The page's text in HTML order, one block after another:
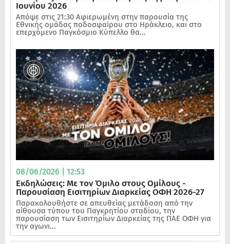
Ιουνίου 2026
Απόψε στις 21:30 Αφιερωμένη στην παρουσία της
Εθνικής ομάδας ποδοσφαίρου στο Ηράκλειο, και στο
επερχόμενο Παγκόσμιο Κύπελλο θα...
08/06/2026 | 12:53
Εκδηλώσεις: Με τον Όμιλο στους Ομίλους -
Παρουσίαση Εισιτηρίων Διαρκείας ΟΦΗ 2026-27
Παρακολουθήστε σε απευθείας μετάδοση από την
αίθουσα τύπου του Παγκρητίου σταδίου, την
παρουσίαση των Εισιτηρίων Διαρκείας της ΠΑΕ ΟΦΗ για
την αγωνι...